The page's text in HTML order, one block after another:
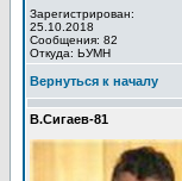
Зарегистрирован:
25.10.2018
Сообщения: 82
Откуда: ЬУМН
Вернуться к началу
В.Сигаев-81